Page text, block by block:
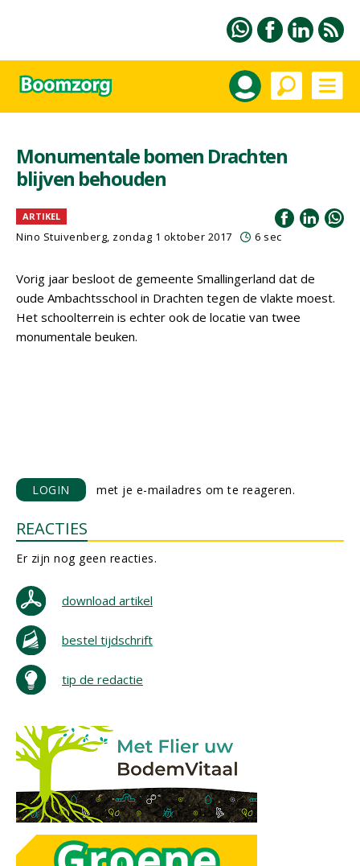
Monumentale bomen Drachten
blijven behouden
ARTIKEL
Nino Stuivenberg, zondag 1 oktober 2017 6 sec
Vorig jaar besloot de gemeente Smallingerland dat de
oude Ambachtsschool in Drachten tegen de vlakte moest.
Het schoolterrein is echter ook de locatie van twee
monumentale beuken.
LOGIN met je e-mailadres om te reageren.
REACTIES
Er zijn nog geen reacties.
download artikel
bestel tijdschrift
tip de redactie